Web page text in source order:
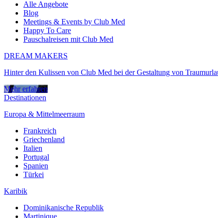
Alle Angebote
Blog
Meetings & Events by Club Med
Happy To Care
Pauschalreisen mit Club Med
DREAM MAKERS
Hinter den Kulissen von Club Med bei der Gestaltung von
Mehr erfahren
Destinationen
Europa & Mittelmeerraum
Frankreich
Griechenland
Italien
Portugal
Spanien
Türkei
Karibik
Dominikanische Republik
Martinique